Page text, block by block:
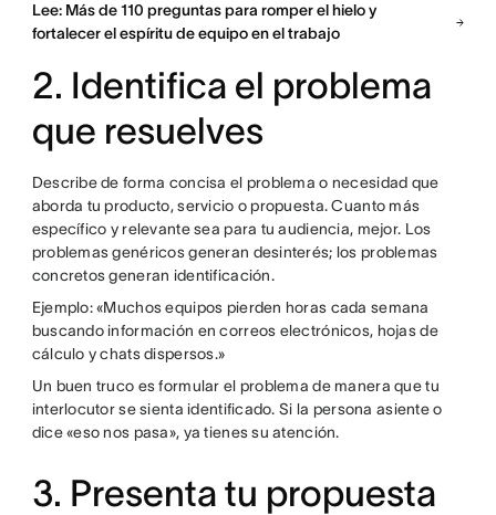
Lee: Más de 110 preguntas para romper el hielo y
fortalecer el espíritu de equipo en el trabajo
2. Identifica el problema
que resuelves
Describe de forma concisa el problema o necesidad que
aborda tu producto, servicio o propuesta. Cuanto más
específico y relevante sea para tu audiencia, mejor. Los
problemas genéricos generan desinterés; los problemas
concretos generan identificación.
Ejemplo: «Muchos equipos pierden horas cada semana
buscando información en correos electrónicos, hojas de
cálculo y chats dispersos.»
Un buen truco es formular el problema de manera que tu
interlocutor se sienta identificado. Si la persona asiente o
dice «eso nos pasa», ya tienes su atención.
3. Presenta tu propuesta